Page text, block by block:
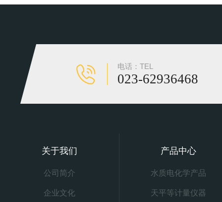
电话：TEL
023-62936468
关于我们
公司简介
企业文化
产品中心
水质电化学产品
天平等计量仪器